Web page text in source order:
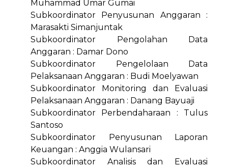
Muhammad Umar Gumai
Subkoordinator Penyusunan Anggaran :
Marasakti Simanjuntak
Subkoordinator Pengolahan Data
Anggaran : Damar Dono
Subkoordinator Pengelolaan Data
Pelaksanaan Anggaran : Budi Moelyawan
Subkoordinator Monitoring dan Evaluasi
Pelaksanaan Anggaran : Danang Bayuaji
Subkoordinator Perbendaharaan : Tulus
Santoso
Subkoordinator Penyusunan Laporan
Keuangan : Anggia Wulansari
Subkoordinator Analisis dan Evaluasi